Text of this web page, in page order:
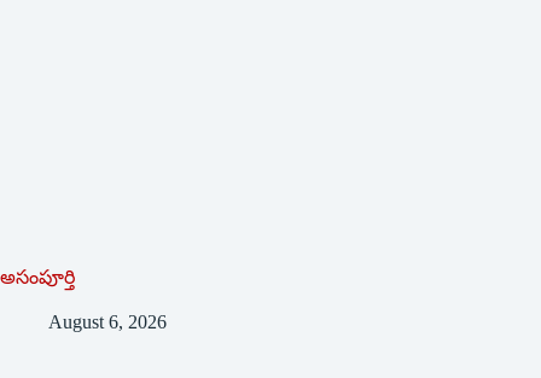
అసంపూర్తి
August 6, 2026